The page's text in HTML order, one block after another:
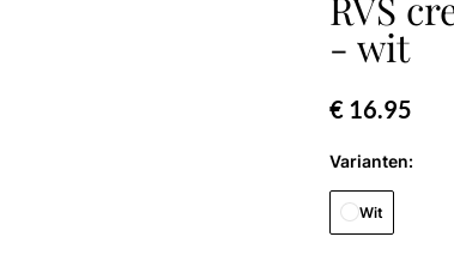
- wit
€ 16.95
Varianten:
Wit